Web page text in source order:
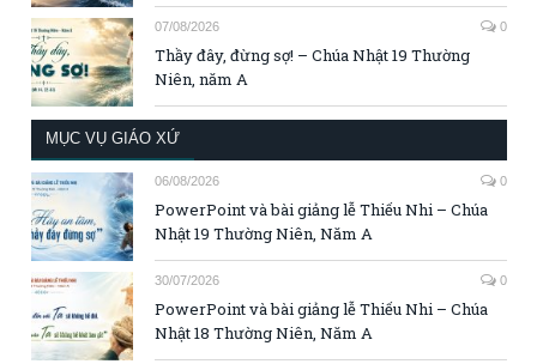
07/08/2026 0
Thầy đây, đừng sợ! – Chúa Nhật 19 Thường
Niên, năm A
MỤC VỤ GIÁO XỨ
06/08/2026 0
PowerPoint và bài giảng lễ Thiếu Nhi – Chúa
Nhật 19 Thường Niên, Năm A
30/07/2026 0
PowerPoint và bài giảng lễ Thiếu Nhi – Chúa
Nhật 18 Thường Niên, Năm A